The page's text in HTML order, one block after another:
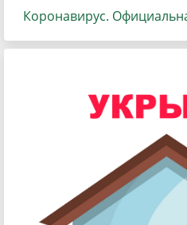
Коронавирус.